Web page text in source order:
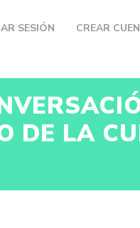
SESIÓN CREAR
DE LA